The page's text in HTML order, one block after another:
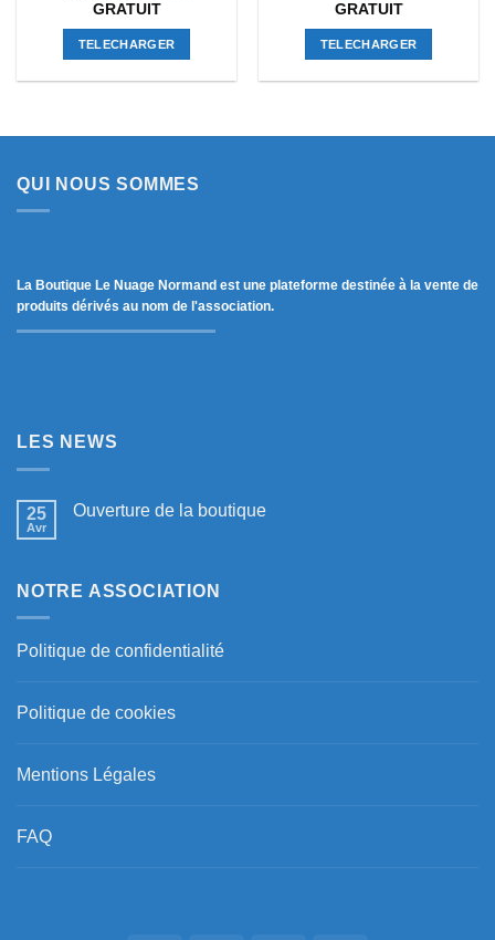
GRATUIT
TELECHARGER
GRATUIT
TELECHARGER
QUI NOUS SOMMES
La Boutique Le Nuage Normand est une plateforme destinée à la vente de
produits dérivés au nom de l'association.
LES NEWS
25
Avr
Ouverture de la boutique
NOTRE ASSOCIATION
Politique de confidentialité
Politique de cookies
Mentions Légales
FAQ